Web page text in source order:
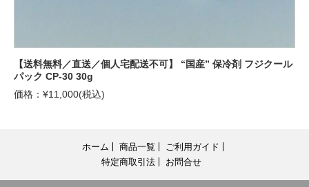
【送料無料／直送／個人宅配送不可】 “国産” 保冷剤 フジクール
パック CP-30 30g
価格：¥11,000(税込)
ホーム 商品一覧
ご利用ガイド
特定商取引法
お問合せ